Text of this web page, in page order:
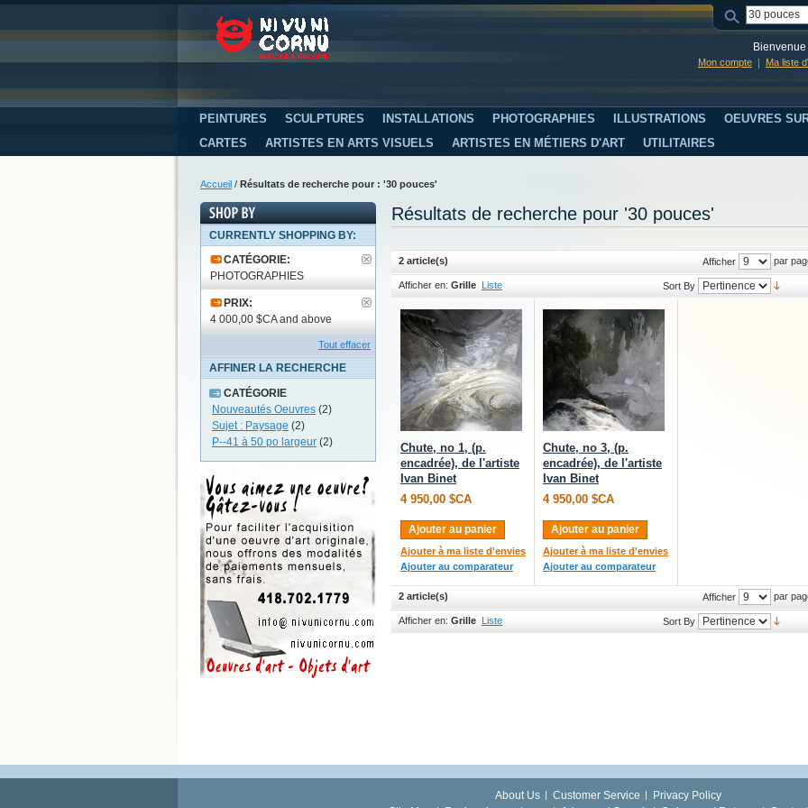
Mon compte Ma liste
PEINTURES SCULPTURES INSTALLATIONS PHOTOGRAPHIES ILLUSTRATIONS
OEUVRES
CARTES
ARTISTES EN ARTS VISUELS ARTISTES EN MÉTIERS D'ART UTILITAIRES
Accueil / Résultats de recherche pour : '30 pouces'
Résultats de recherche pour '30 pouces'
2 article(s) Afficher par
Afficher en: Grille Liste Sort By
Chute, no 1, (p.
encadrée), de l'artiste
Ivan Binet
4 950,00 $CA
Ajouter au panier
Ajouter à ma liste d'envies
Ajouter au comparateur
Chute, no 3, (p.
encadrée), de l'artiste
Ivan Binet
4 950,00 $CA
Ajouter au panier
Ajouter à ma liste d'envies
Ajouter au comparateur
2 article(s) Afficher par
Afficher en: Grille Liste Sort By
CURRENTLY SHOPPING BY:
CATÉGORIE:
PHOTOGRAPHIES
PRIX:
4 000,00 $CA and above
Tout effacer
AFFINER LA RECHERCHE
CATÉGORIE
Nouveautés Oeuvres (2)
Sujet : Paysage (2)
P--41 à 50 po largeur (2)
About Us Customer Service
Privacy Policy